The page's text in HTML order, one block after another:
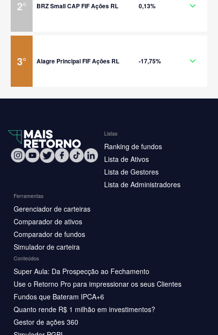
2° BRZ Small CAP FIF Ações RL 0,13%
3° Alagre Principal FIF Ações RL -17,75%
Listas
Ranking de fundos
Lista de Ativos
Lista de Gestores
Lista de Administradores
Ferramentas
Gerenciador de carteiras
Comparador de ativos
Comparador de fundos
Simulador de carteira
Conteúdos
Super Aula: Da Prospecção ao Fechamento
Use o Retorno Pro para impressionar os seus Clientes
Fundos que Bateram IPCA+6
Quanto rende R$ 1 milhão em investimentos?
Gestor de ações 360